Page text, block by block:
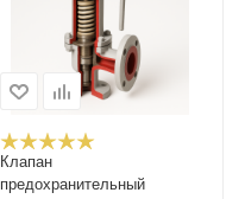
Клапан
предохранительный